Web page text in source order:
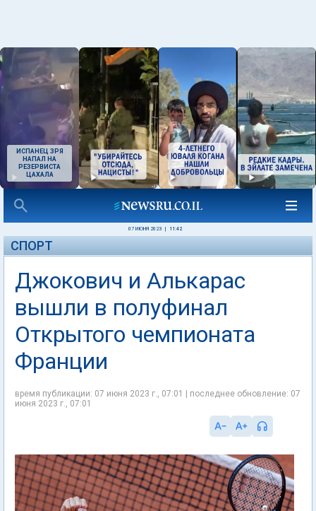
ИСПАНЕЦ ЗРЯ
НАПАЛ НА
РЕЗЕРВИСТА
ЦАХАЛА
07 ИЮНЯ 2023 11:42
СПОРТ
Джокович и Алькарас
вышли в полуфинал
Открытого чемпионата
Франции
время публикации: 07 июня 2023 г., 07:01 | последнее обновление: 07
июня 2023 г., 07:01